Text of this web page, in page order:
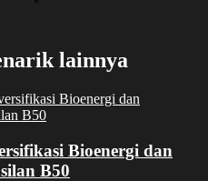
lainnya
Bioenergi dan
B50